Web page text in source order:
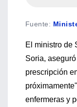
Fuente:
El ministro de
Soria,
prescripción
enfermeras y